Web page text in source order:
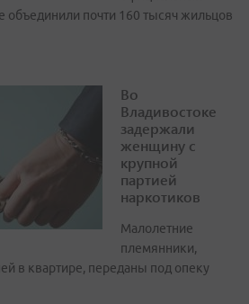
объединили почти 160 тысяч жильцов
Во
Владивостоке
задержали
женщину с
крупной
партией
наркотиков
Малолетние
племянники,
в квартире, переданы под опеку